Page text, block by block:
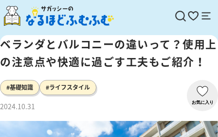
ベランダとバルコニーの違いって？使用上
の注意点や快適に過ごす工夫もご紹介！
#基礎知識 #ライフスタイル
2024.10.31 お気に入り